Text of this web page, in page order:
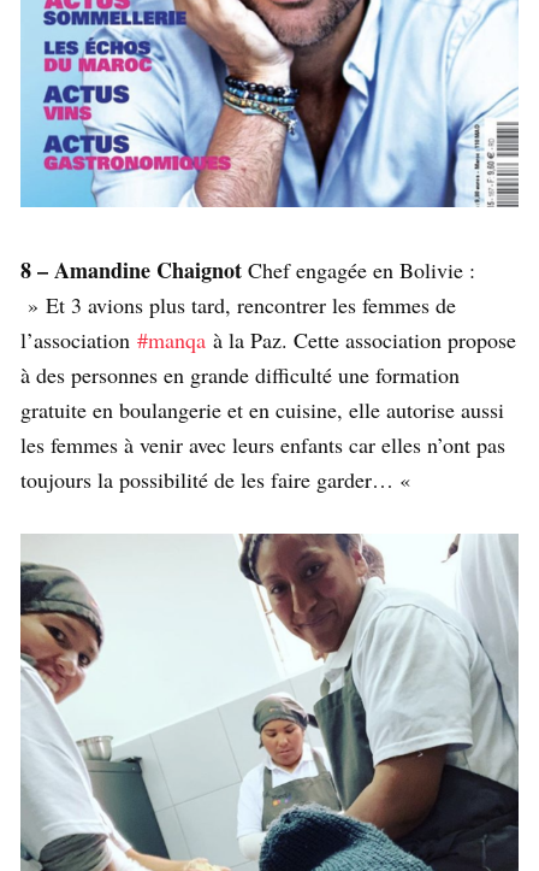
8 – Amandine Chaignot Chef engagée en Bolivie :
» Et 3 avions plus tard, rencontrer les femmes de
l’association #manqa à la Paz. Cette association propose
à des personnes en grande difficulté une formation
gratuite en boulangerie et en cuisine, elle autorise aussi
les femmes à venir avec leurs enfants car elles n’ont pas
toujours la possibilité de les faire garder… «